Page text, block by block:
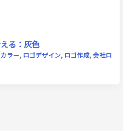
る：灰色
ラー, ロゴデザイン, ロゴ作成,会社ロ